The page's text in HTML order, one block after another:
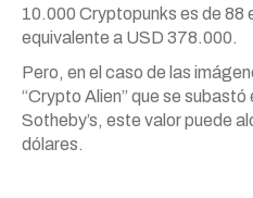
10.000 Cryptopunks es de 88
equivalente a USD 378.000.
Pero, en el caso de las
“Crypto Alien” que se subastó
Sotheby’s, este valor puede
dólares.